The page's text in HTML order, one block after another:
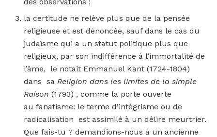
la certitude ne relève plus que de la pensée
religieuse et est dénoncée, sauf dans le cas du
judaïsme qui a un statut politique plus que
religieux, par son indifférence à l’immortalité de
l’âme, le notait Emmanuel Kant (1724-1804)
dans saReligion dans les limites de la simple
Raison (1793) , comme la porte ouverte
au fanatisme: le terme d’intégrisme ou de
radicalisation est assimilé à un délire meurtrier.
Que fais-tu ? demandions-nous à un ancienne